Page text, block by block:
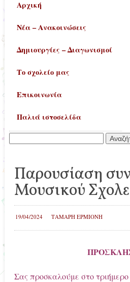
περιεχόμενο
Αρχική
Νέα – Ανακοινώσεις
Δημιουργίες – Διαγωνισμοί
Το σχολείο μας
Επικοινωνία
Παλιά ιστοσελίδα
Αναζήτηση
Παρουσίαση
Μουσικού
19/04/2024 ΤΑΜΑΡΗ ΕΡΜΙΟΝΗ
Σας προσκαλούμε στο